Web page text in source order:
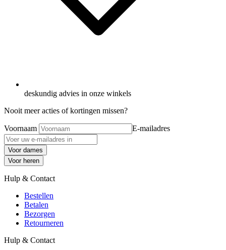
deskundig advies in onze winkels
Nooit meer acties of kortingen missen?
Voornaam E-mailadres
Voor dames
Voor heren
Hulp & Contact
Bestellen
Betalen
Bezorgen
Retourneren
Hulp & Contact